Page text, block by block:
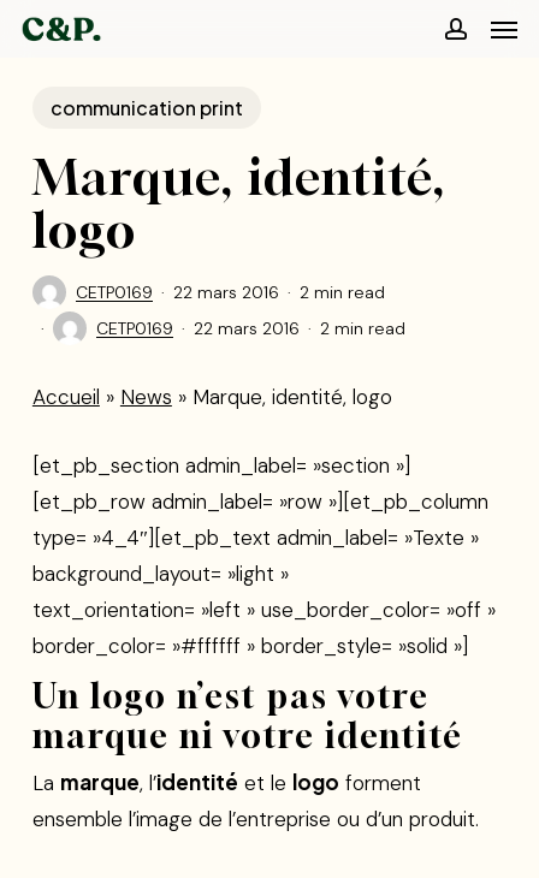
Skip
communication print
Marque, identité,
logo
CETP0169 22 mars 2016
2 min read
CETP0169
22 mars 2016 2 min read
Accueil » News » Marque, identité, logo
[et_pb_section admin_label= »section »]
[et_pb_row admin_label= »row »][et_pb_column
type= »4_4″][et_pb_text admin_label= »Texte »
background_layout= »light »
text_orientation= »left » use_border_color= »off »
border_color= »#ffffff » border_style= »solid »]
Un logo n’est pas votre
marque ni votre identité
La marque, l’identité et le logo forment
ensemble l’image de l’entreprise ou d’un produit.